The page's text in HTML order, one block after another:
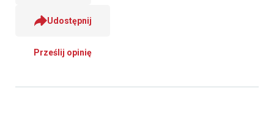
Udostępnij
Prześlij opinię